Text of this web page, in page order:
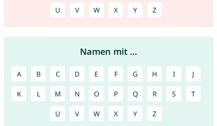
U V W X Y Z
Namen mit ...
A B C D E F G H I J
K L M N O P Q R S T
U V W X Y Z